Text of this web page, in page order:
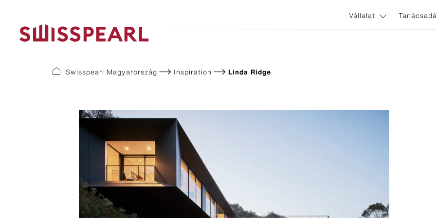
Vállalat
Swisspearl Avera
Swisspearl Terra
Swisspearl Gravial
Swisspearl Nobilis
Swisspearl Planea
Swisspearl Zenor
Swisspearl Reflex
Swisspearl Vintago
Swisspearl Magyarország Inspiration Linda Ridge